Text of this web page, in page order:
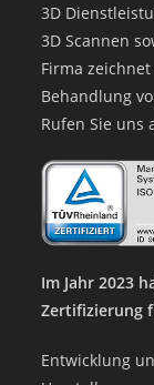
3D
3D Scannen
Firma
Behandlung
Rufen Sie uns
Im Jahr 2023
Zertifizierung
Entwicklung